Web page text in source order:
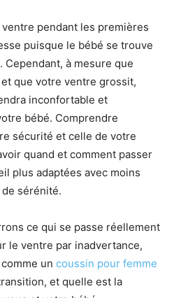
pendant les premières
puisque le bébé se trouve
à mesure que
que votre ventre grossit,
inconfortable et
bébé. Comprendre
sécurité et celle de votre
quand et comment passer
plus adaptées avec moins
de sérénité.
ce qui se passe réellement
le ventre par inadvertance,
un coussin pour femme
et quelle est la